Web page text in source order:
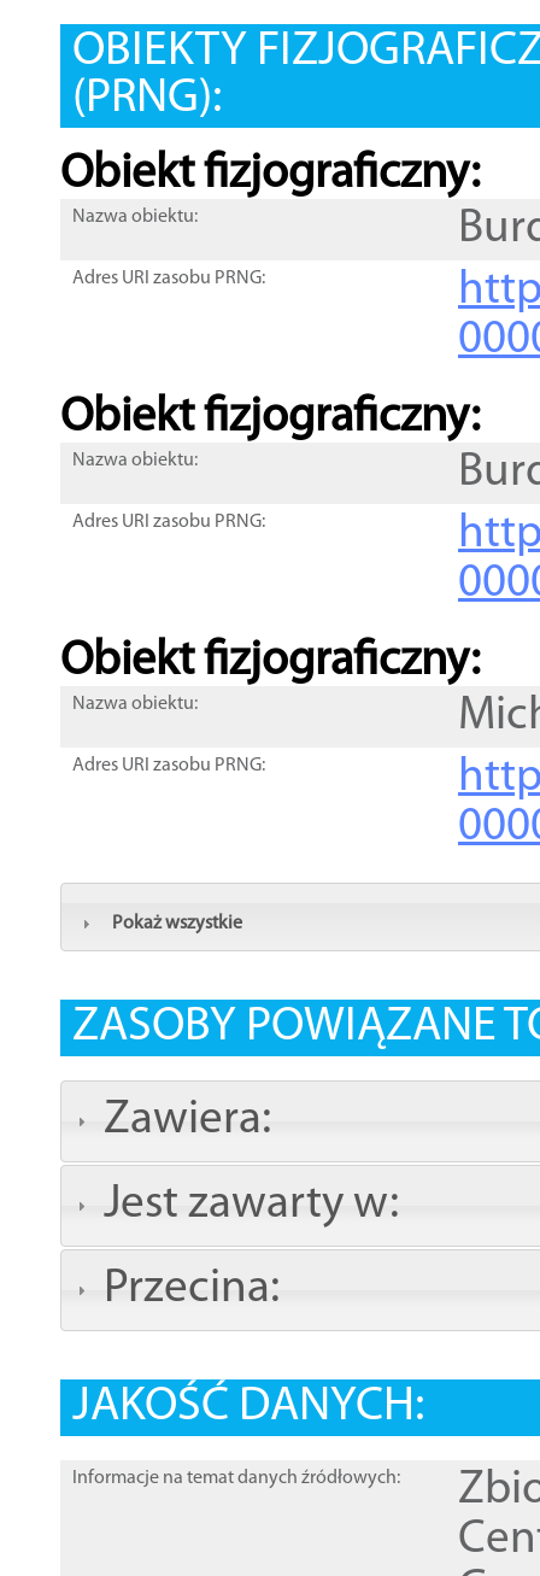
OBIEKTY
(PRNG):
Obiekt fizjograficzny:
Nazwa obiektu:
Adres URI zasobu PRNG:
Obiekt fizjograficzny:
Nazwa obiektu:
Adres URI zasobu PRNG:
Obiekt fizjograficzny:
Nazwa obiektu:
Adres URI zasobu PRNG:
Pokaż wszystkie
ZASOBY POWIĄZANE
Zawiera:
Jest zawarty w:
Przecina:
JAKOŚĆ DANYCH:
Informacje na temat danych źródłowych: